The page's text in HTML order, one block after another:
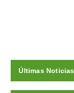
Últimas Noticias